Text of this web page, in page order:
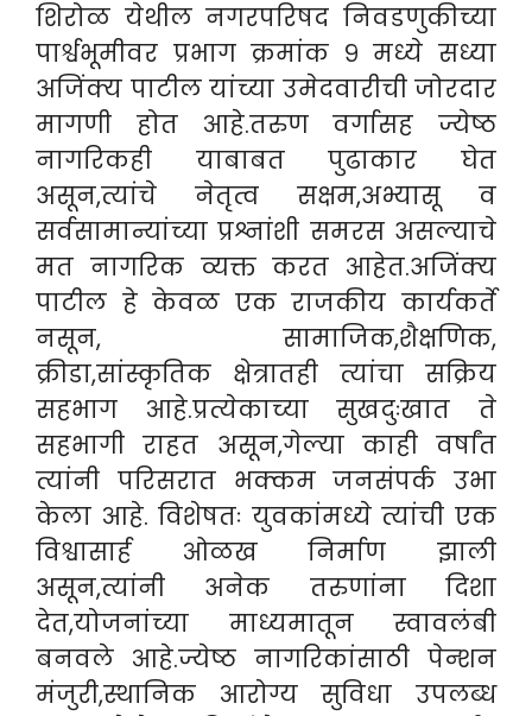
शिरोळ येथील नगरपरिषद निवडणुकीच्या
पार्श्वभूमीवर प्रभाग क्रमांक ९ मध्ये सध्या
अजिंक्य पाटील यांच्या उमेदवारीची जोरदार
मागणी होत आहे.तरुण वर्गासह ज्येष्ठ
नागरिकही याबाबत पुढाकार घेत
असून,त्यांचे नेतृत्व सक्षम,अभ्यासू व
सर्वसामान्यांच्या प्रश्नांशी समरस असल्याचे
मत नागरिक व्यक्त करत आहेत.अजिंक्य
पाटील हे केवळ एक राजकीय कार्यकर्ते
नसून, सामाजिक,शैक्षणिक,
क्रीडा,सांस्कृतिक क्षेत्रातही त्यांचा सक्रिय
सहभाग आहे.प्रत्येकाच्या सुखदुःखात ते
सहभागी राहत असून,गेल्या काही वर्षांत
त्यांनी परिसरात भक्कम जनसंपर्क उभा
केला आहे. विशेषतः युवकांमध्ये त्यांची एक
विश्वासार्ह ओळख निर्माण झाली
असून,त्यांनी अनेक तरुणांना दिशा
देत,योजनांच्या माध्यमातून स्वावलंबी
बनवले आहे.ज्येष्ठ नागरिकांसाठी पेन्शन
मंजुरी,स्थानिक आरोग्य सुविधा उपलब्ध